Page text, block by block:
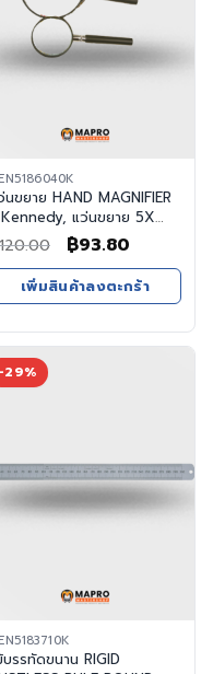
นขยาย HAND MAGNIFIER
แว่นขยาย 5X
MAGNIFIER
120.00
Original
price
was:
฿120.00.
฿93.80
price
is:
฿93.80.
เพิ่มสินค้าลงตะกร้า
-29%
บรรทัดขนาน RIGID